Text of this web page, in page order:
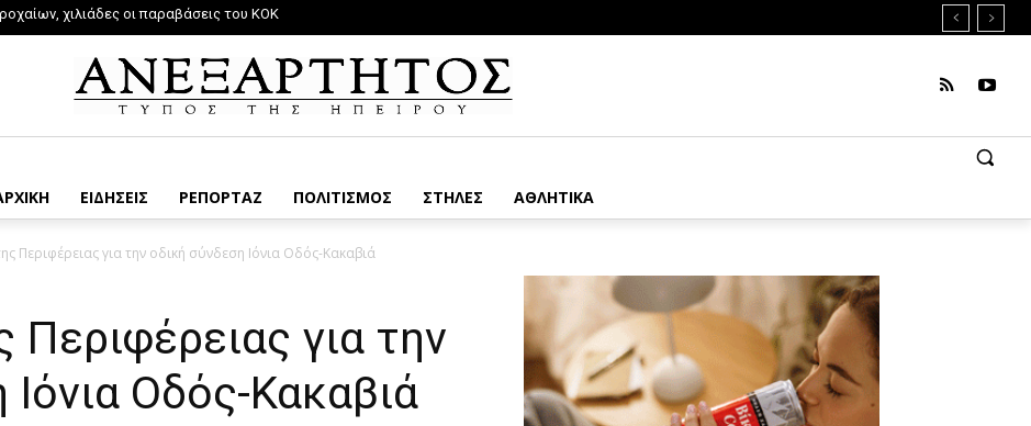
χιλιάδες οι παραβάσεις του ΚΟΚ
ΕΙΔΗΣΕΙΣ ΡΕΠΟΡΤΑΖ ΠΟΛΙΤΙΣΜΟΣ ΣΤΗΛΕΣ ΑΘΛΗΤΙΚΑ
Περιφέρειας για την οδική σύνδεση Ιόνια Οδός-Κακαβιά
για την
Οδός-Κακαβιά